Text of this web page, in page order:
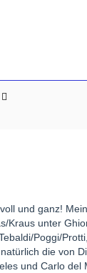
und ganz!
Kraus unter
Poggi/
die von
und Carlo del